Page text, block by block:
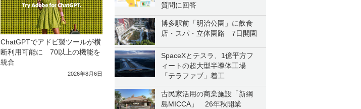
質問に回答
博多駅前「明治公園」に飲食
店・スパ・立体園路 7日開園
SpaceXとテスラ、1億平方フ
ィートの超大型半導体工場
「テラファブ」着工
古民家活用の商業施設「新綱
島MICCA」 26年秋開業
ChatGPTでアドビ製ツールが横
断利用可能に 70以上の機能を
統合
2026年8月6日